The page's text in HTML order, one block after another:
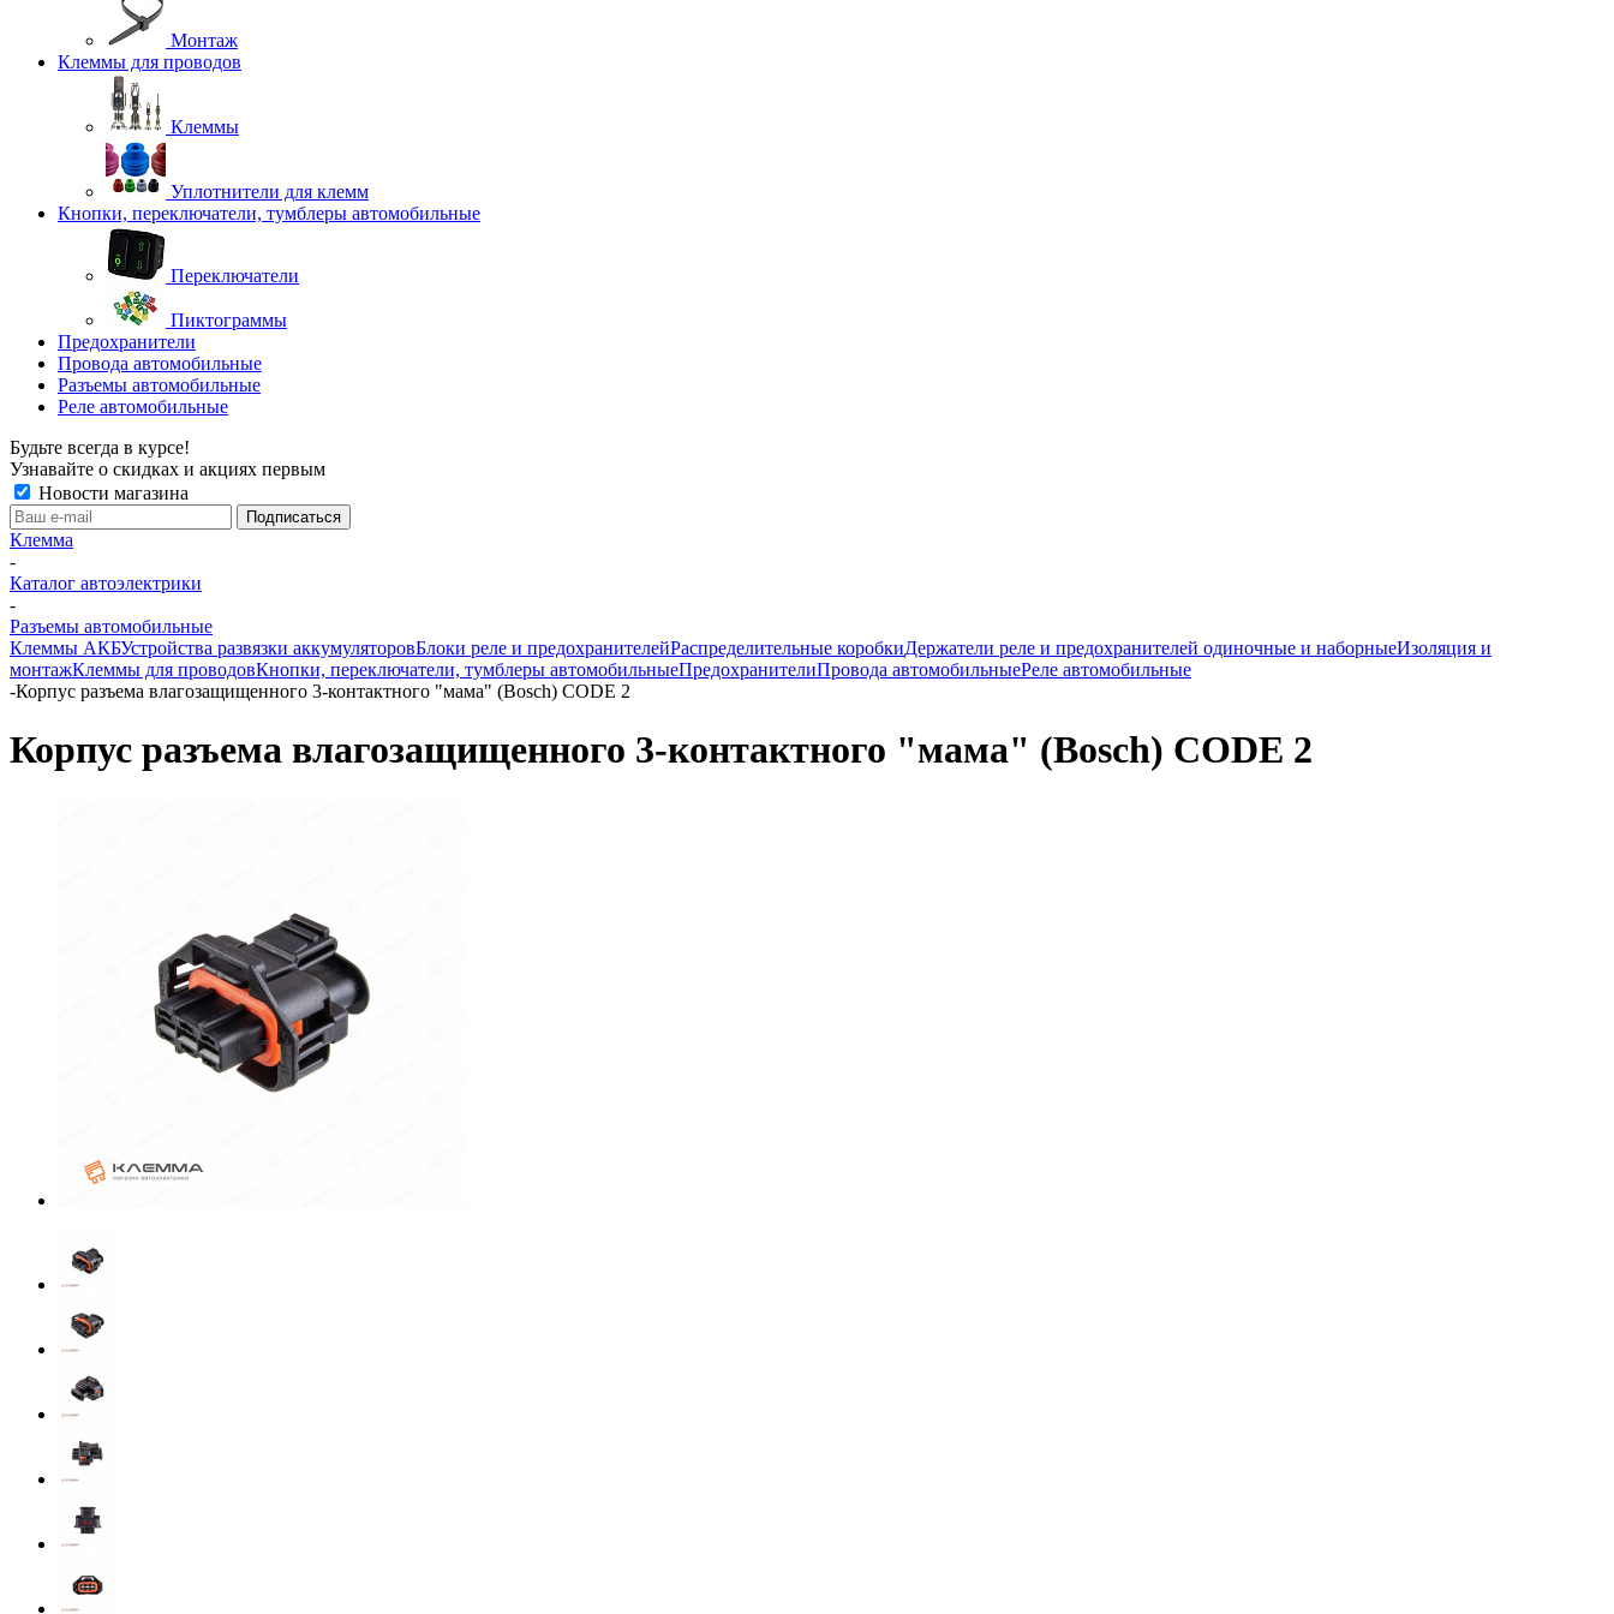
Монтаж
Клеммы для проводов
Клеммы
Уплотнители для клемм
Кнопки, переключатели, тумблеры автомобильные
Переключатели
Пиктограммы
Предохранители
Провода автомобильные
Разъемы автомобильные
Реле автомобильные
Будьте всегда в курсе!
Узнавайте о скидках и акциях первым
Новости магазина
Клемма
-
Каталог автоэлектрики
-
Разъемы автомобильные
Клеммы АКБУстройства развязки аккумуляторовБлоки реле и предохранителейРаспределительные коробкиДержатели реле и предохранителей одиночные и наборныеИзоляция и
монтажКлеммы для проводовКнопки, переключатели, тумблеры автомобильныеПредохранителиПровода автомобильныеРеле автомобильные
-Корпус разъема влагозащищенного 3-контактного "мама" (Bosch) CODE 2
Корпус разъема влагозащищенного 3-контактного "мама" (Bosch) CODE 2